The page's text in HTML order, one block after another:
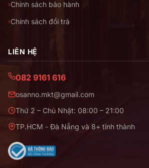
›Chính sách bảo hành
›Chính sách đổi trả
LIÊN HỆ
082 9161 616
osanno.mkt@gmail.com
Thứ 2 – Chủ Nhật: 08:00 – 21:00
TP.HCM - Đà Nẵng và 8+ tỉnh thành